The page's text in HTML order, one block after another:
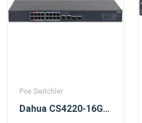
Poe Switchler
Dahua CS4220-16GT-240 16 Port 240W Poe 2x Rj45 2xSfp Gigabit Uplink Cloud Yönetilebilir Gigabit PoE Switch